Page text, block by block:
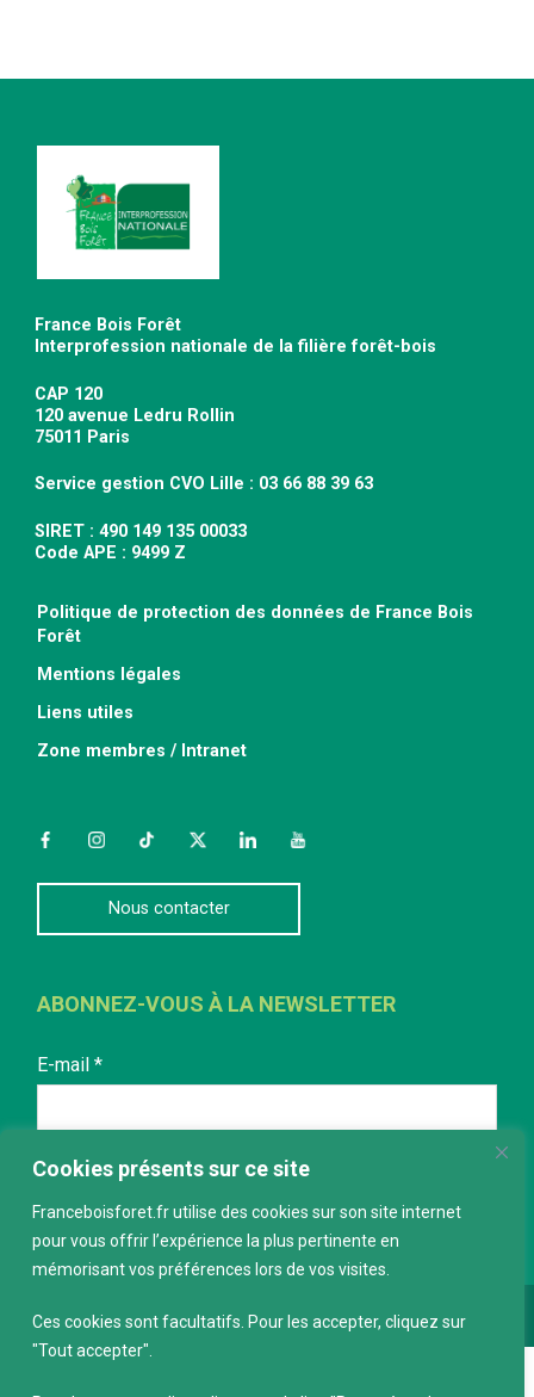
Cookies présents sur ce site
Franceboisforet.fr utilise des cookies sur son site internet
pour vous offrir l’expérience la plus pertinente en
mémorisant vos préférences lors de vos visites.
Ces cookies sont facultatifs. Pour les accepter, cliquez sur
"Tout accepter".
France Bois Forêt
Interprofession nationale de la filière forêt-bois
CAP 120
120 avenue Ledru Rollin
75011 Paris
Service gestion CVO Lille : 03 66 88 39 63
SIRET : 490 149 135 00033
Code APE : 9499 Z
Politique de protection des données de France Bois
Forêt
Mentions légales
Liens utiles
Zone membres / Intranet
FacebookInstagramTikTokTwitterLinkedInYouTube
Nous contacter
ABONNEZ-VOUS À LA NEWSLETTER
E-mail *
Conception :keepdesign.fr